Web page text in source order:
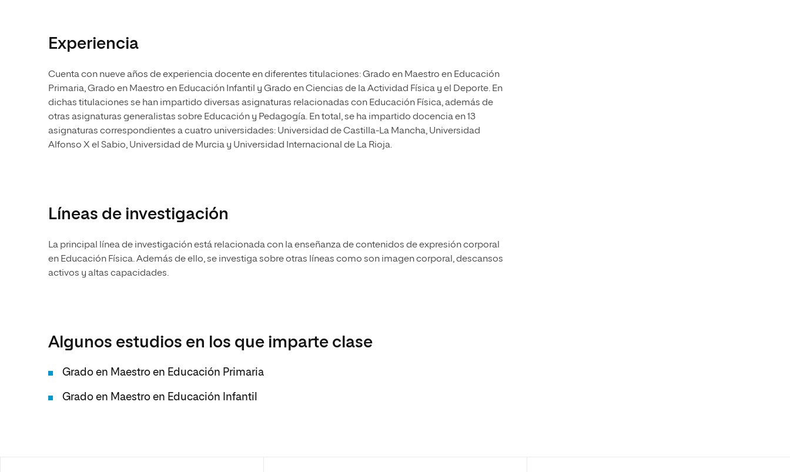
Experiencia
Cuenta con nueve años de experiencia docente en diferentes titulaciones: Grado en Maestro en Educación
Primaria, Grado en Maestro en Educación Infantil y Grado en Ciencias de la Actividad Física y el Deporte. En
dichas titulaciones se han impartido diversas asignaturas relacionadas con Educación Física, además de
otras asignaturas generalistas sobre Educación y Pedagogía. En total, se ha impartido docencia en 13
asignaturas correspondientes a cuatro universidades: Universidad de Castilla-La Mancha, Universidad
Alfonso X el Sabio, Universidad de Murcia y Universidad Internacional de La Rioja.
Líneas de investigación
La principal línea de investigación está relacionada con la enseñanza de contenidos de expresión corporal
en Educación Física. Además de ello, se investiga sobre otras líneas como son imagen corporal, descansos
activos y altas capacidades.
Algunos estudios en los que imparte clase
Grado en Maestro en Educación Primaria
Grado en Maestro en Educación Infantil